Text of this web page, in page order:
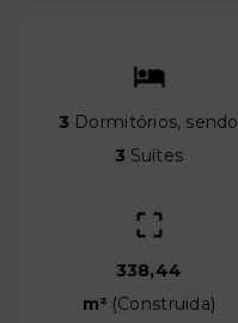
3 Dormitórios, sendo
3 Suítes
338,44
m² (Construida)